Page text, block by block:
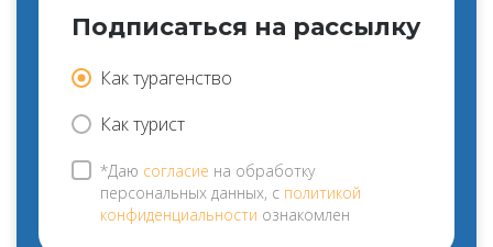
Подписаться на рассылку
Как турагенство
Как турист
*Даю согласие на обработку
персональных данных, с политикой
конфиденциальности ознакомлен